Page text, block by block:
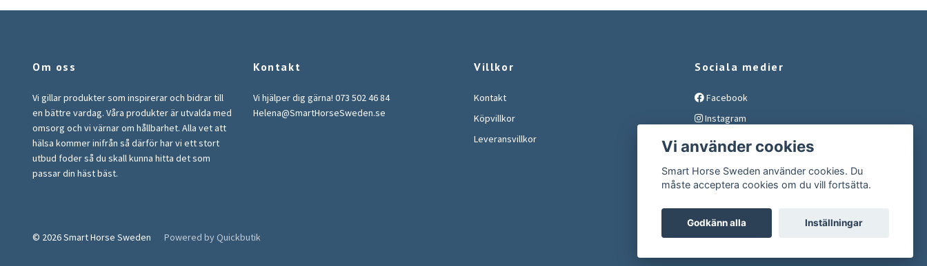
Om oss
Vi gillar produkter som inspirerar och bidrar till
en bättre vardag. Våra produkter är utvalda med
omsorg och vi värnar om hållbarhet. Alla vet att
hälsa kommer inifrån så därför har vi ett stort
utbud foder så du skall kunna hitta det som
passar din häst bäst.
Kontakt
Vi hjälper dig gärna! 073 502 46 84
Helena@SmartHorseSweden.se
Villkor
Kontakt
Köpvillkor
Leveransvillkor
Sociala medier
Facebook
Instagram
YouTube
© 2026 Smart Horse Sweden Powered by Quickbutik
Vi använder cookies
Smart Horse Sweden använder cookies. Du
måste acceptera cookies om du vill fortsätta.
Godkänn alla Inställningar